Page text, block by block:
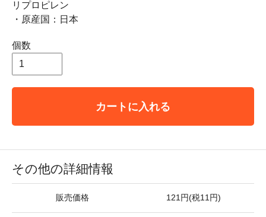
リプロピレン
・原産国：日本
個数
カートに入れる
その他の詳細情報
販売価格 121円(税11円)